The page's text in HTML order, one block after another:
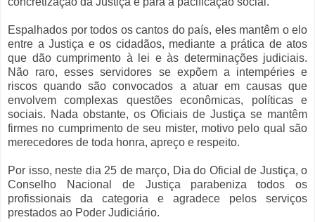
Espalhados por todos os cantos do país, eles mantêm o elo
entre a Justiça e os cidadãos, mediante a prática de atos
que dão cumprimento à lei e às determinações judiciais.
Não raro, esses servidores se expõem a intempéries e
riscos quando são convocados a atuar em causas que
envolvem complexas questões econômicas, políticas e
sociais. Nada obstante, os Oficiais de Justiça se mantêm
firmes no cumprimento de seu mister, motivo pelo qual são
merecedores de toda honra, apreço e respeito.
Por isso, neste dia 25 de março, Dia do Oficial de Justiça, o
Conselho Nacional de Justiça parabeniza todos os
profissionais da categoria e agradece pelos serviços
prestados ao Poder Judiciário.